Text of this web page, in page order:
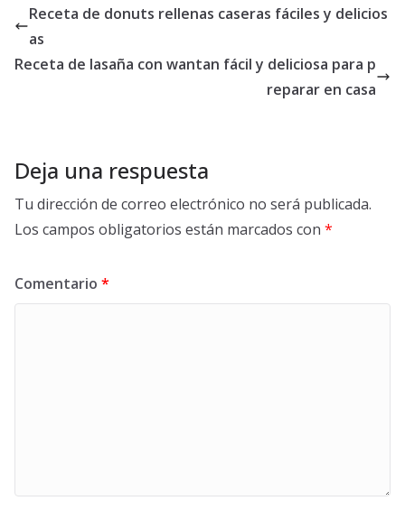
Receta de donuts rellenas caseras fáciles y delicios
as
Receta de lasaña con wantan fácil y deliciosa para p
reparar en casa
Deja una respuesta
Tu dirección de correo electrónico no será publicada.
Los campos obligatorios están marcados con *
Comentario *